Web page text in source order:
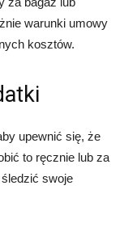
warunki umowy
kosztów.
upewnić się, że
to ręcznie lub za
swoje